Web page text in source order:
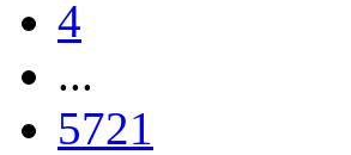
4
...
5721